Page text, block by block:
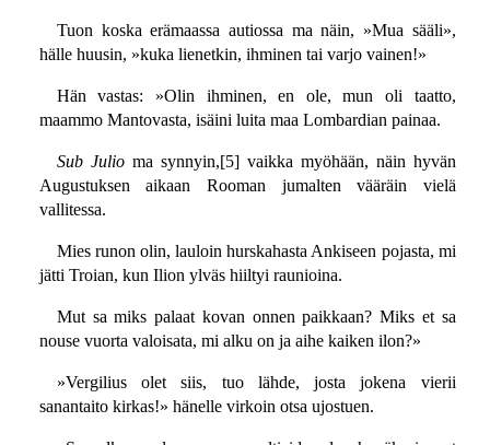
Tuon koska erämaassa autiossa ma näin, »Mua sääli»,
hälle huusin, »kuka lienetkin, ihminen tai varjo vainen!»
Hän vastas: »Olin ihminen, en ole, mun oli taatto,
maammo Mantovasta, isäini luita maa Lombardian painaa.
Sub Julioma synnyin,[5] vaikka myöhään, näin hyvän
Augustuksen aikaan Rooman jumalten vääräin vielä
vallitessa.
Mies runon olin, lauloin hurskahasta Ankiseen pojasta, mi
jätti Troian, kun Ilion ylväs hiiltyi raunioina.
Mut sa miks palaat kovan onnen paikkaan? Miks et sa
nouse vuorta valoisata, mi alku on ja aihe kaiken ilon?»
»Vergilius olet siis, tuo lähde, josta jokena vierii
sanantaito kirkas!» hänelle virkoin otsa ujostuen.